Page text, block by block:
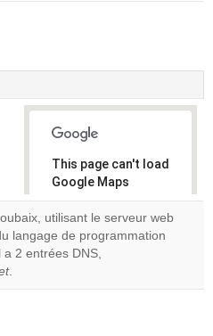
This page can't load
Google Maps
correctly.
Do you
own this
utilisant le serveur web
langage de programmation
2 entrées DNS,
.